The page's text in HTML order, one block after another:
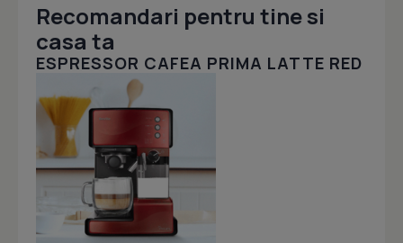
Recomandari pentru tine si
casa ta
ESPRESSOR CAFEA PRIMA LATTE RED